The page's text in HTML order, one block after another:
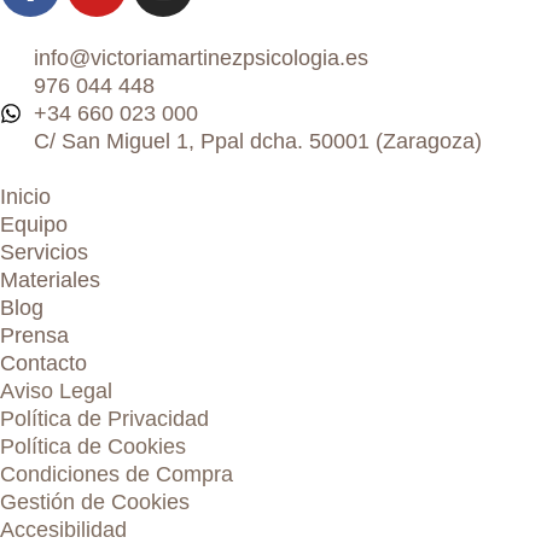
info@victoriamartinezpsicologia.es
976 044 448
+34 660 023 000
C/ San Miguel 1, Ppal dcha. 50001 (Zaragoza)
Inicio
Equipo
Servicios
Materiales
Blog
Prensa
Contacto
Aviso Legal
Política de Privacidad
Política de Cookies
Condiciones de Compra
Gestión de Cookies
Accesibilidad